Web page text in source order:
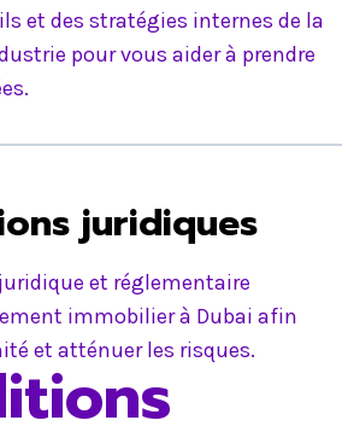
et des stratégies internes de la
pour vous aider à prendre
juridiques
et réglementaire
immobilier à Dubai afin
et atténuer les risques.